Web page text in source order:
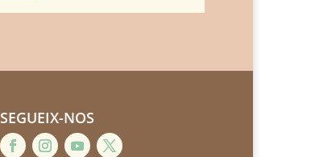
SEGUEIX-NOS